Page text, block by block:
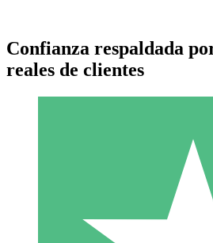
Paquetes de
Paga según el uso con créditos de
Confianza respaldada
reales de clientes